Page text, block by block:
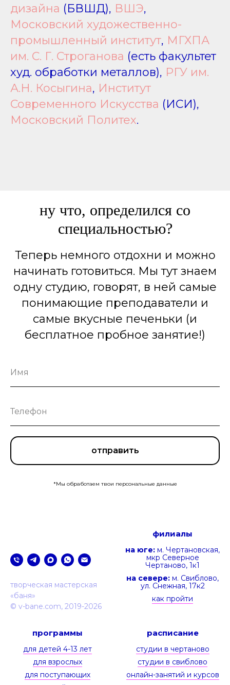
дизайна (БВШД), ВШЭ,
Московский художественно-
промышленный институт, МГХПА
им. С. Г. Строганова (есть факультет
худ. обработки металлов), РГУ им.
А.Н. Косыгина, Институт
Современного Искусства (ИСИ),
Московский Политех.
ну что, определился со
специальностью?
Теперь немного отдохни и можно
начинать готовиться. Мы тут знаем
одну студию, говорят, в ней самые
понимающие преподаватели и
самые вкусные печеньки (и
бесплатное пробное занятие!)
отправить
*Мы обработаем твои персональные данные
творческая мастерская
«‎баня»
© v-bane.com, 2019-2026
филиалы
на юге: м. Чертановская,
мкр Северное
Чертаново, 1к1
на севере: м. Свиблово,
ул. Снежная, 17к2
как пройти
программы
для детей 4-13 лет
для взрослых
для поступающих
расписание
студии в чертаново
студии в свиблово
онлайн-занятий и курсов